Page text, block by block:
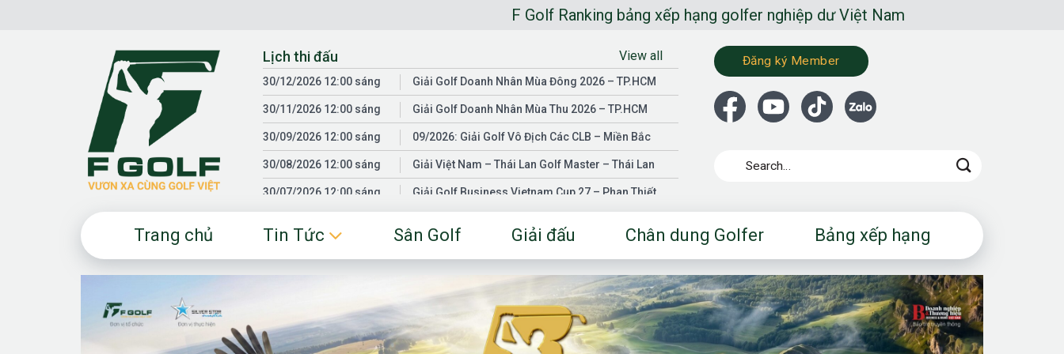
F Golf Ranking bảng xếp hạng golfer nghiệp dư Việt Nam
Lịch thi đấu View all
30/12/2026 12:00 sáng Giải Golf Doanh Nhân Mùa Đông 2026 – TP.HCM
30/11/2026 12:00 sáng Giải Golf Doanh Nhân Mùa Thu 2026 – TP.HCM
30/09/2026 12:00 sáng 09/2026: Giải Golf Vô Địch Các CLB – Miền Bắc
30/08/2026 12:00 sáng Giải Việt Nam – Thái Lan Golf Master – Thái Lan
30/07/2026 12:00 sáng Giải Golf Business Vietnam Cup 27 – Phan Thiết
30/01/2026 12:00 sáng
Fgolf Open Championship – Tây Ninh
18/04/2025 12:00 sáng Golf Business Vietnam Cup 25
Đăng ký Member
Trang chủ Tin Tức Sân Golf Giải đấu Chân dung Golfer Bảng xếp hạng